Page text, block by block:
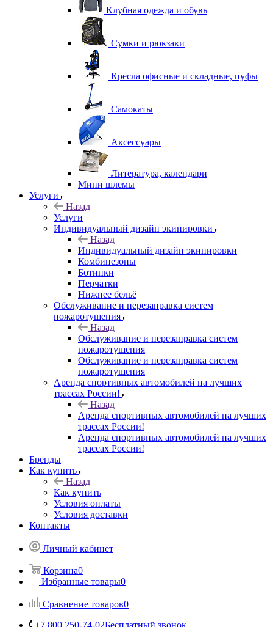
Клубная одежда и обувь
Сумки и рюкзаки
Кресла офисные и складные, пуфы
Самокаты
Аксессуары
Литература, календари
Мини шлемы
Услуги
Назад
Услуги
Индивидуальный дизайн экипировки
Назад
Индивидуальный дизайн экипировки
Комбинезоны
Ботинки
Перчатки
Нижнее бельё
Обслуживание и перезаправка систем
пожаротушения
Назад
Обслуживание и перезаправка систем
пожаротушения
Обслуживание и перезаправка систем
пожаротушения
Аренда спортивных автомобилей на лучших
трассах России!
Назад
Аренда спортивных автомобилей на лучших
трассах России!
Аренда спортивных автомобилей на лучших
трассах России!
Бренды
Как купить
Назад
Как купить
Условия оплаты
Условия доставки
Контакты
Личный кабинет
Корзина0
Избранные товары0
Сравнение товаров0
+7 800 250-74-02Бесплатный звонок